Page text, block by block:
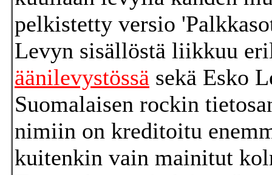
pelkistetty versio
Levyn sisällöstä liikkuu
äänilevystössä sekä Esko
Suomalaisen rockin
nimiin on kreditoitu
kuitenkin vain mainitut